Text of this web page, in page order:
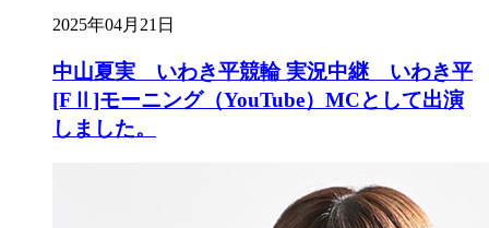
2025年04月21日
中山夏実 いわき平競輪 実況中継 いわき平
[FⅡ]モーニング（YouTube）MCとして出演
しました。